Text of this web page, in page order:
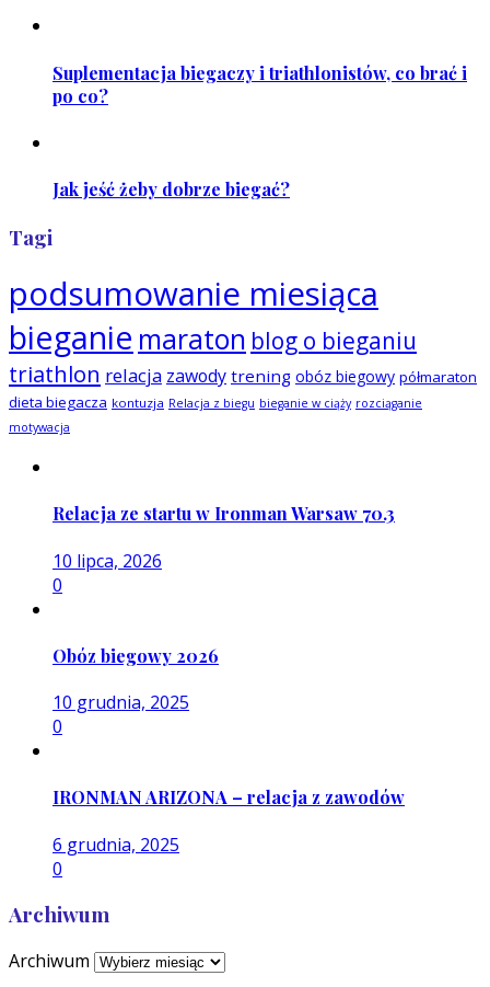
Suplementacja biegaczy i triathlonistów, co brać i
po co?
Jak jeść żeby dobrze biegać?
Tagi
podsumowanie miesiąca
bieganie maraton blog o bieganiu
triathlon relacja zawody trening obóz biegowy półmaraton
dieta biegacza kontuzja Relacja z biegu bieganie w ciąży rozciąganie
motywacja
Relacja ze startu w Ironman Warsaw 70.3
10 lipca, 2026
0
Obóz biegowy 2026
10 grudnia, 2025
0
IRONMAN ARIZONA – relacja z zawodów
6 grudnia, 2025
0
Archiwum
Archiwum